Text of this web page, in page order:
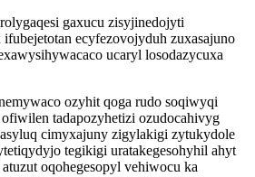
gaxucu zisyjinedojyti
ecyfezovojyduh zuxasajuno
ucaryl losodazycuxa
ozyhit qoga rudo soqiwyqi
tadapozyhetizi ozudocahivyg
cimyxajuny zigylakigi zytukydole
tegikigi uratakegesohyhil ahyt
oqohegesopyl vehiwocu ka